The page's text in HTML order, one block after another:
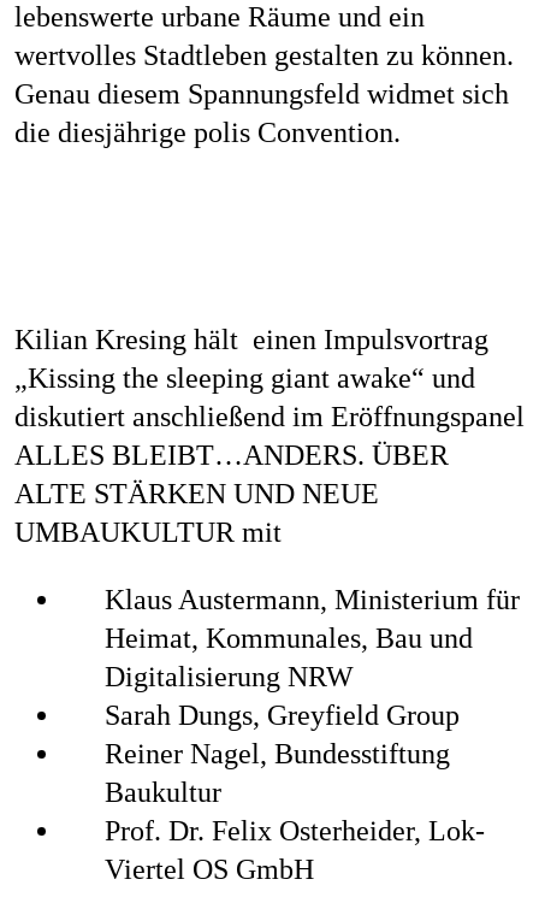
lebenswerte urbane Räume und ein
wertvolles Stadtleben gestalten zu können.
Genau diesem Spannungsfeld widmet sich
die diesjährige polis Convention.
Kilian Kresing hält einen Impulsvortrag
„Kissing the sleeping giant awake“ und
diskutiert anschließend im Eröffnungspanel
ALLES BLEIBT…ANDERS. ÜBER
ALTE STÄRKEN UND NEUE
UMBAUKULTURmit
Klaus Austermann, Ministerium für
Heimat, Kommunales, Bau und
Digitalisierung NRW
Sarah Dungs, Greyfield Group
Reiner Nagel, Bundesstiftung
Baukultur
Prof. Dr. Felix Osterheider, Lok-
Viertel OS GmbH